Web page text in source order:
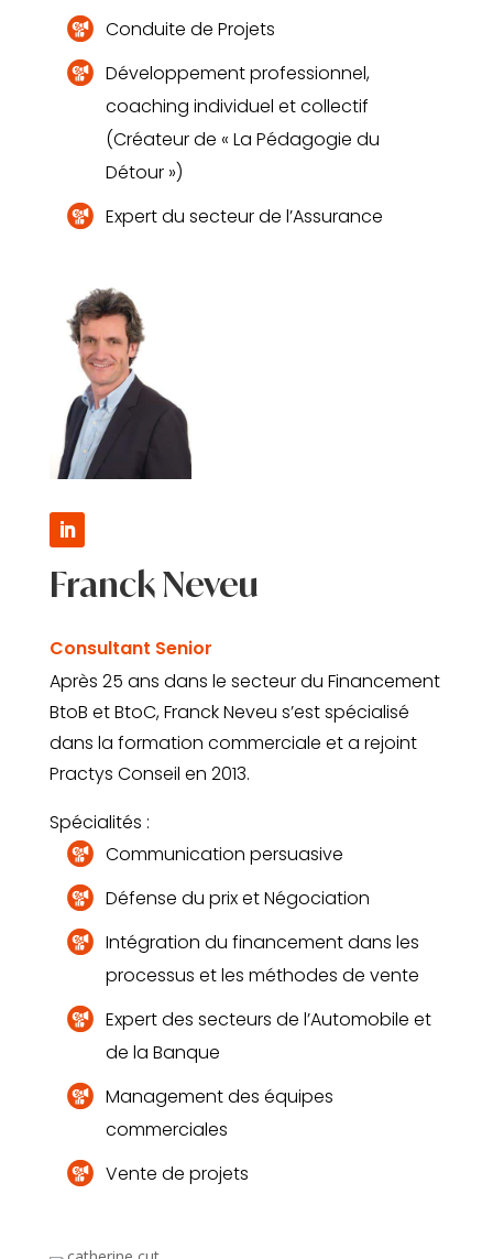
Conduite de Projets
Développement professionnel,
coaching individuel et collectif
(Créateur de « La Pédagogie du
Détour »)
Expert du secteur de l’Assurance
Franck Neveu
Consultant Senior
Après 25 ans dans le secteur du Financement
BtoB et BtoC, Franck Neveu s’est spécialisé
dans la formation commerciale et a rejoint
Practys Conseil en 2013.
Spécialités :
Communication persuasive
Défense du prix et Négociation
Intégration du financement dans les
processus et les méthodes de vente
Expert des secteurs de l’Automobile et
de la Banque
Management des équipes
commerciales
Vente de projets